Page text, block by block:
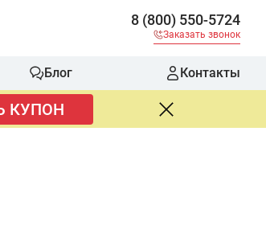
8 (800) 550-5724
Заказать звонок
Блог Контакты
КУПОН